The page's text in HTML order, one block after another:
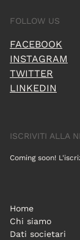
FOLLOW US
FACEBOOK
INSTAGRAM
TWITTER
LINKEDIN
ISCRIVITI ALLA
Coming soon!
Home
Chi siamo
Dati societari